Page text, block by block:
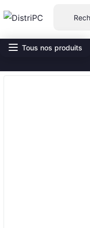
Tous nos produits